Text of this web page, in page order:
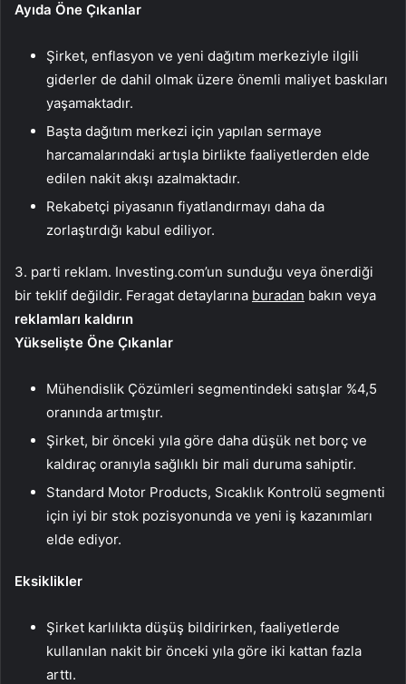
Ayıda Öne Çıkanlar
Şirket, enflasyon ve yeni dağıtım merkeziyle ilgili
giderler de dahil olmak üzere önemli maliyet baskıları
yaşamaktadır.
Başta dağıtım merkezi için yapılan sermaye
harcamalarındaki artışla birlikte faaliyetlerden elde
edilen nakit akışı azalmaktadır.
Rekabetçi piyasanın fiyatlandırmayı daha da
zorlaştırdığı kabul ediliyor.
3. parti reklam. Investing.com’un sunduğu veya önerdiği
bir teklif değildir. Feragat detaylarına buradan bakın veya
reklamları kaldırın
Yükselişte Öne Çıkanlar
Mühendislik Çözümleri segmentindeki satışlar %4,5
oranında artmıştır.
Şirket, bir önceki yıla göre daha düşük net borç ve
kaldıraç oranıyla sağlıklı bir mali duruma sahiptir.
Standard Motor Products, Sıcaklık Kontrolü segmenti
için iyi bir stok pozisyonunda ve yeni iş kazanımları
elde ediyor.
Eksiklikler
Şirket karlılıkta düşüş bildirirken, faaliyetlerde
kullanılan nakit bir önceki yıla göre iki kattan fazla
arttı.